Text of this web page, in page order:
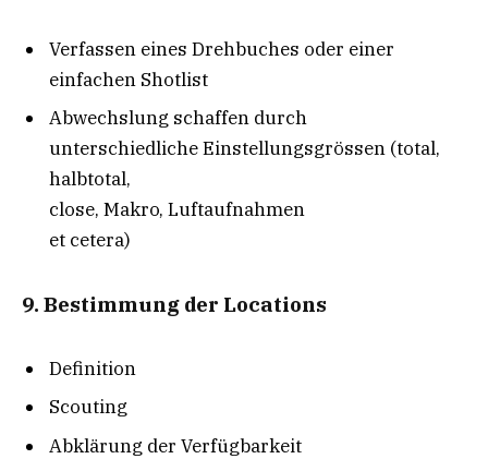
Verfassen eines Drehbuches oder einer
einfachen Shotlist
Abwechslung schaffen durch
unterschiedliche Einstellungs­grössen (total,
halbtotal,
close, Makro, Luftaufnahmen
et cetera)
9. Bestimmung der Locations
Definition
Scouting
Abklärung der Verfügbarkeit